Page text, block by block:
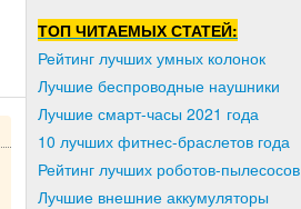
ТОП ЧИТАЕМЫХ СТАТЕЙ:
Рейтинг лучших умных колонок
Лучшие беспроводные наушники
Лучшие смарт-часы 2021 года
10 лучших фитнес-браслетов года
Рейтинг лучших роботов-пылесосов
Лучшие внешние аккумуляторы